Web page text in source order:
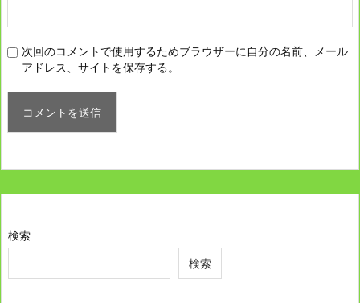
次回のコメントで使用するためブラウザーに自分の名前、メール
アドレス、サイトを保存する。
検索
検索